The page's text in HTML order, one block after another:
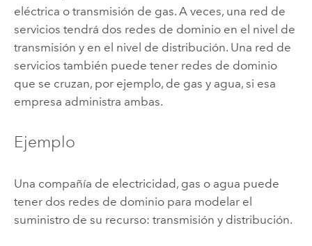
eléctrica o transmisión de gas. A veces, una red de
servicios tendrá dos redes de dominio en el nivel de
transmisión y en el nivel de distribución. Una red de
servicios también puede tener redes de dominio
que se cruzan, por ejemplo, de gas y agua, si esa
empresa administra ambas.
Ejemplo
Una compañía de electricidad, gas o agua puede
tener dos redes de dominio para modelar el
suministro de su recurso: transmisión y distribución.